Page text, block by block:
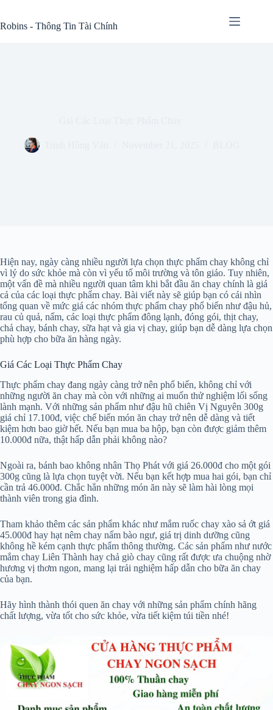
content
Robins - Thông Tin Tài Chính
Hiện nay, ngày càng nhiều người lựa chọn thực phẩm chay không chỉ
vì lý do sức khỏe mà còn vì yếu tố môi trường và tôn giáo. Tuy nhiên,
một vấn đề mà nhiều người quan tâm khi bắt đầu ăn chay chính là giá
cả của các loại thực phẩm chay. Bài viết này sẽ giúp bạn có cái nhìn
tổng quan về mức giá các nhóm thực phẩm chay phổ biến như đậu hủ,
rau củ quả, nấm, các loại thực phẩm đông lạnh, đóng gói, thịt chay,
chả chay, bánh chay, sữa hạt và gia vị chay, giúp bạn dễ dàng lựa chọn
phù hợp cho bữa ăn hàng ngày.
Giá Các Loại Thực Phẩm Chay
Thực phẩm chay đang ngày càng trở nên phổ biến, không chỉ với
những người ăn chay mà còn với những ai muốn thử nghiệm lối sống
lành mạnh. Với những sản phẩm như đậu hũ chiên Vị Nguyên 300g
giá chỉ 17.100đ, việc chế biến món ăn chay trở nên dễ dàng và tiết
kiệm hơn bao giờ hết. Nếu bạn mua ba hộp, bạn còn được giảm thêm
10.000đ nữa, thật hấp dẫn phải không nào?
Ngoài ra, bánh bao không nhân Thọ Phát với giá 26.000đ cho một gói
300g cũng là lựa chọn tuyệt vời. Nếu bạn kết hợp mua hai gói, bạn chỉ
cần trả 46.000đ. Chắc hẳn những món ăn này sẽ làm hài lòng mọi
thành viên trong gia đình.
Tham khảo thêm các sản phẩm khác như mắm ruốc chay xào sả ớt giá
45.000đ hay hạt nêm chay nấm bào ngư, giá trị dinh dưỡng cũng
không hề kém cạnh thực phẩm thông thường. Các sản phẩm như nước
mắm chay Liên Thành hay chả giò chay cũng rất được ưa chuộng nhờ
hương vị thơm ngon, mang lại trải nghiệm hấp dẫn cho bữa ăn chay
của bạn.
Hãy hình thành thói quen ăn chay với những sản phẩm chính hãng
chất lượng, vừa tốt cho sức khỏe, vừa tiết kiệm túi tiền nhé!